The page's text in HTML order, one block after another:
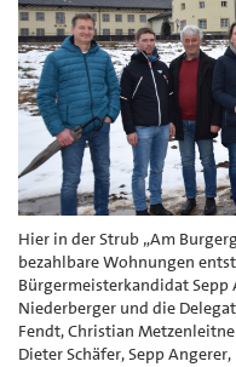
Hier in der Strub „Am
bezahlbare Wohnungen
Bürgermeisterkandidat Sepp
Niederberger und die
Fendt, Christian
Dieter Schäfer, Sepp